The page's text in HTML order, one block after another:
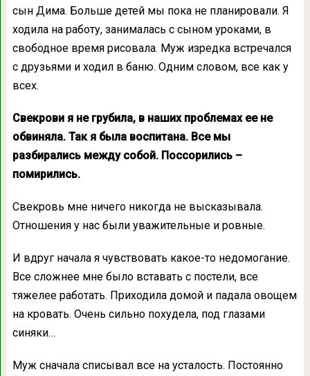
сын Дима. Больше детей мы пока не планировали. Я
ходила на работу, занималась с сыном уроками, в
свободное время рисовала. Муж изредка встречался
с друзьями и ходил в баню. Одним словом, все как у
всех.
Свекрови я не грубила, в наших проблемах ее не
обвиняла. Так я была воспитана. Все мы
разбирались между собой. Поссорились –
помирились.
Свекровь мне ничего никогда не высказывала.
Отношения у нас были уважительные и ровные.
И вдруг начала я чувствовать какое-то недомогание.
Все сложнее мне было вставать с постели, все
тяжелее работать. Приходила домой и падала овощем
на кровать. Очень сильно похудела, под глазами
синяки…
Муж сначала списывал все на усталость. Постоянно